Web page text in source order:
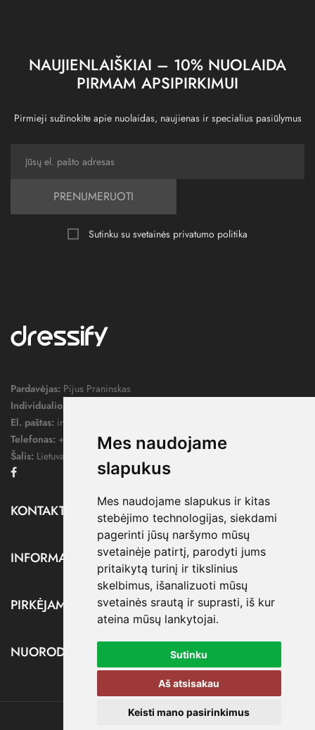
Mes naudojame
slapukus
Mes naudojame slapukus ir kitas
stebėjimo technologijas, siekdami
pagerinti jūsų naršymo mūsų
svetainėje patirtį, parodyti jums
pritaikytą turinį ir tikslinius
skelbimus, išanalizuoti mūsų
svetainės srautą ir suprasti, iš kur
ateina mūsų lankytojai.
Sutinku
Aš atsisakau
Keisti mano pasirinkimus
NAUJIENLAIŠKIAI – 10% NUOLAIDA
PIRMAM APSIPIRKIMUI
Pirmieji sužinokite apie nuolaidas, naujienas ir specialius pasiūlymus
PRENUMERUOTI
Sutinku su svetainės privatumo politika
Pardavėjas: Pijus Praninskas
Individualios veiklos pažymos nr.:
El. paštas: info@dressify.lt
Telefonas: +370 676 78578
Šalis: Lietuva
KONTAKTAI
INFORMACIJA
PIRKĖJAMS
NUORODOS